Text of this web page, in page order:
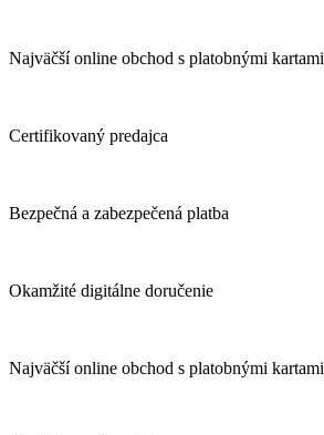
Najväčší online obchod s platobnými kartami
Certifikovaný predajca
Bezpečná a zabezpečená platba
Okamžité digitálne doručenie
Najväčší online obchod s platobnými kartami